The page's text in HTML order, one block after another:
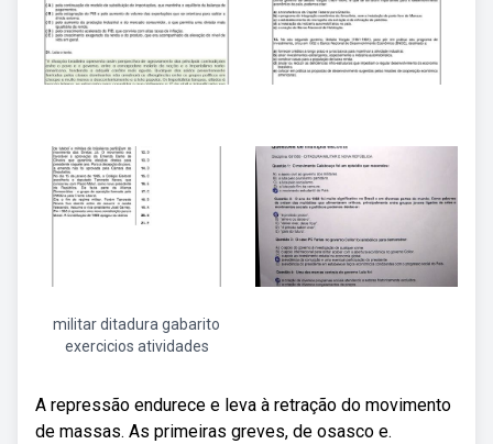
militar ditadura gabarito
exercicios atividades
A repressão endurece e leva à retração do movimento
de massas. As primeiras greves, de osasco e.